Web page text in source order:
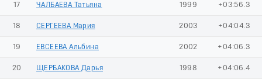
17 ЧАЛБАЕВА Татьяна 1999 +03:56.3
18 СЕРГЕЕВА Мария 2003 +04:04.3
19 ЕВСЕЕВА Альбина 2002 +04:06.3
20 ЩЕРБАКОВА Дарья 1998 +04:06.4